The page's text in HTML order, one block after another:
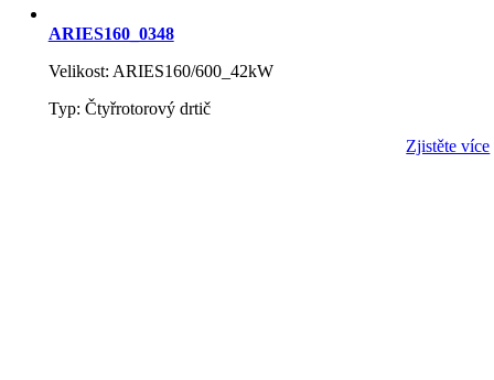
ARIES160_0348
Velikost: ARIES160/600_42kW
Typ: Čtyřrotorový drtič
Zjistěte více